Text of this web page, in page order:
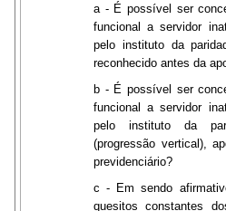
a - É possível ser
funcional a servidor
pelo instituto da
reconhecido antes da
b - É possível ser
funcional a servidor
pelo instituto da
(progressão vertical),
previdenciário?
c - Em sendo
quesitos constantes